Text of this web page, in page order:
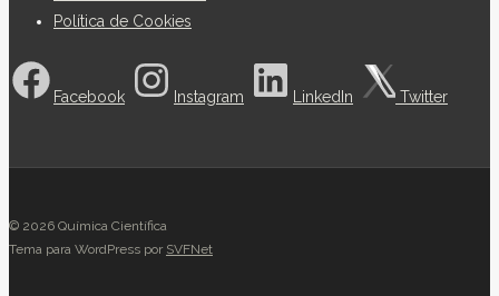
Política de Cookies
Facebook Instagram LinkedIn Twitter
© 2026 Química Científica
Tema para WordPress por SVFNet